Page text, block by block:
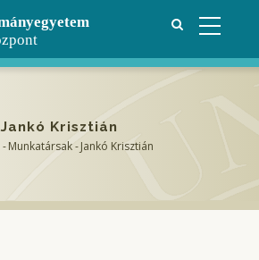
Jankó Krisztián
-Munkatársak-Jankó Krisztián